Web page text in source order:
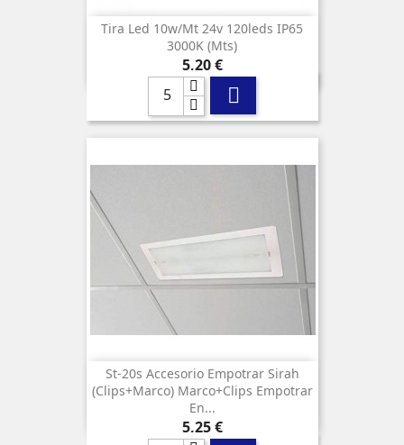
Tira Led 10w/mt 24v 120leds IP65
3000K (mts)
Precio
5,20 €

St-20s Accesorio Empotrar Sirah
(clips+marco) Marco+clips Empotrar
En...
Precio
5,25 €